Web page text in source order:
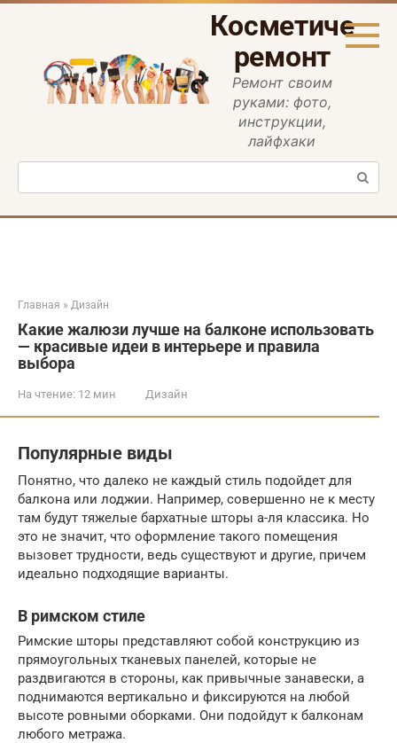
Перейти
ремонт
Ремонт своим
руками: фото,
инструкции,
лайфхаки
Поиск:
Главная » Дизайн
Какие жалюзи лучше на балконе использовать
— красивые идеи в интерьере и правила
выбора
На чтение: 12 мин Дизайн
Популярные виды
Понятно, что далеко не каждый стиль подойдет для
балкона или лоджии. Например, совершенно не к месту
там будут тяжелые бархатные шторы а-ля классика. Но
это не значит, что оформление такого помещения
вызовет трудности, ведь существуют и другие, причем
идеально подходящие варианты.
В римском стиле
Римские шторы представляют собой конструкцию из
прямоугольных тканевых панелей, которые не
раздвигаются в стороны, как привычные занавески, а
поднимаются вертикально и фиксируются на любой
высоте ровными оборками. Они подойдут к балконам
любого метража.